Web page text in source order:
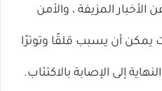
المزيفة ، والأمن
يمكن أن يسبب قلقًا وتوترًا
إلى الإصابة بالاكتئاب.